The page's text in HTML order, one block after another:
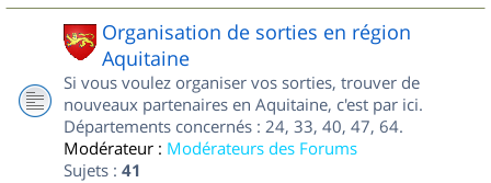
Organisation de sorties en région
Aquitaine
Si vous voulez organiser vos sorties, trouver de
nouveaux partenaires en Aquitaine, c'est par ici.
Départements concernés : 24, 33, 40, 47, 64.
Modérateur : Modérateurs des Forums
Sujets : 41